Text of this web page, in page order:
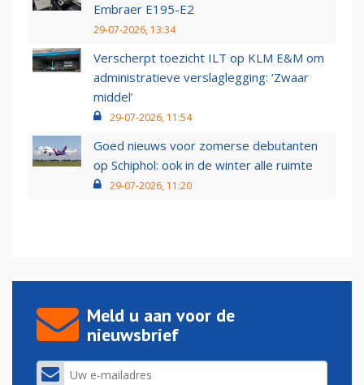
Embraer E195-E2
29-07-2026, 13:34
Verscherpt toezicht ILT op KLM E&M om
administratieve verslaglegging: ‘Zwaar
middel’
29-07-2026, 11:54
Goed nieuws voor zomerse debutanten
op Schiphol: ook in de winter alle ruimte
29-07-2026, 11:20
Meld u aan voor de
nieuwsbrief